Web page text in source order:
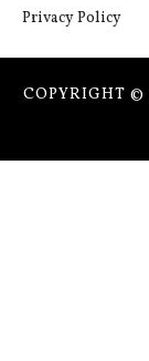
Privacy Policy
COPYRIGHT ©